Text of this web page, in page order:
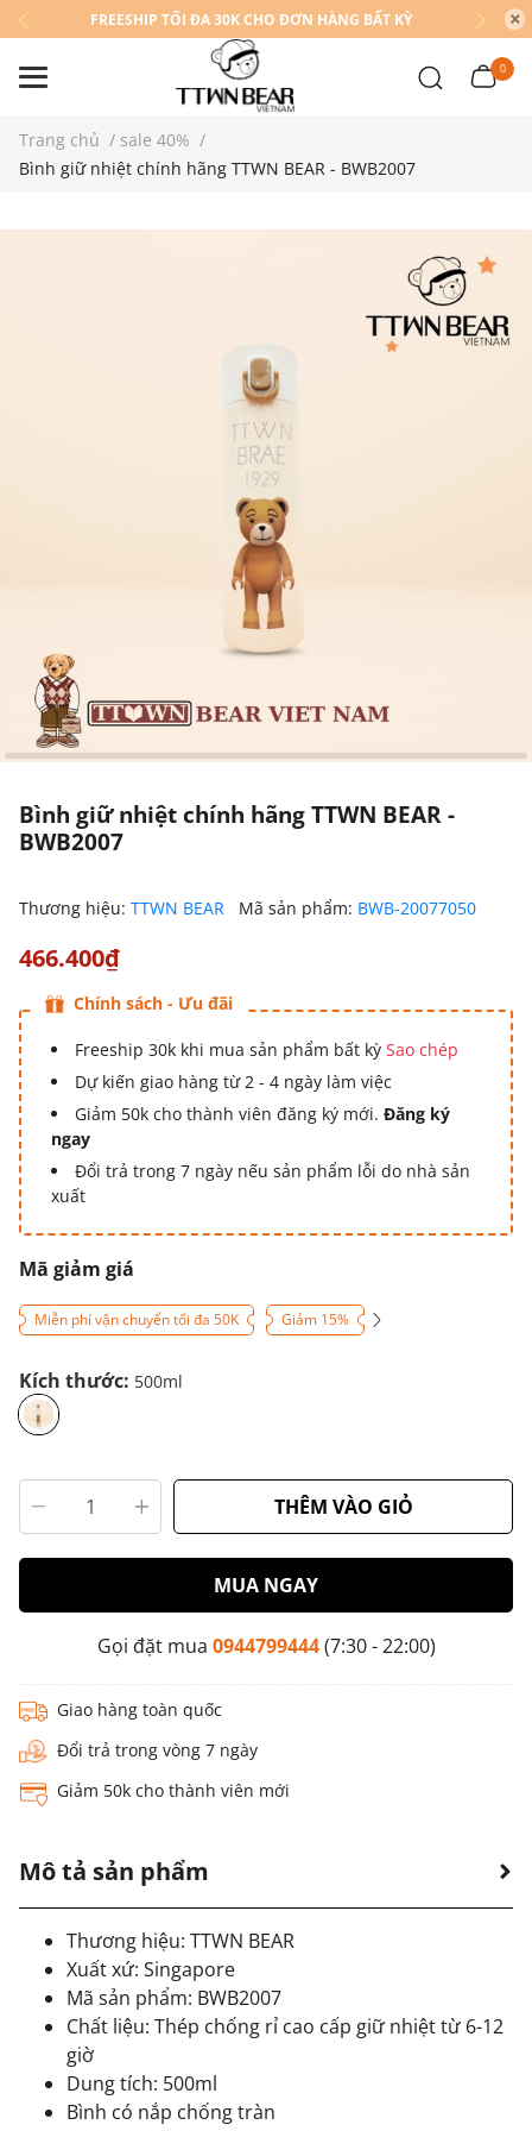
FREESHIP TỐI ĐA 30K CHO ĐƠN HÀNG BẤT KỲ
0
Trang chủ / sale 40% /
Bình giữ nhiệt chính hãng TTWN BEAR - BWB2007
Bình giữ nhiệt chính hãng TTWN BEAR -
BWB2007
Thương hiệu: TTWN BEAR Mã sản phẩm: BWB-20077050
466.400₫
Chính sách - Ưu đãi
Freeship 30k khi mua sản phẩm bất kỳ Sao chép
Dự kiến giao hàng từ 2 - 4 ngày làm việc
Giảm 50k cho thành viên đăng ký mới. Đăng ký
ngay
Đổi trả trong 7 ngày nếu sản phẩm lỗi do nhà sản
xuất
Mã giảm giá
Miễn phí vận chuyển tối đa 50K Giảm 15%
Kích thước: 500ml
THÊM VÀO GIỎ
MUA NGAY
Gọi đặt mua 0944799444(7:30 - 22:00)
Giao hàng toàn quốc
Đổi trả trong vòng 7 ngày
Giảm 50k cho thành viên mới
Mô tả sản phẩm
Thương hiệu: TTWN BEAR
Xuất xứ: Singapore
Mã sản phẩm: BWB2007
Chất liệu: Thép chống rỉ cao cấp giữ nhiệt từ 6-12
giờ
Dung tích: 500ml
Bình có nắp chống tràn